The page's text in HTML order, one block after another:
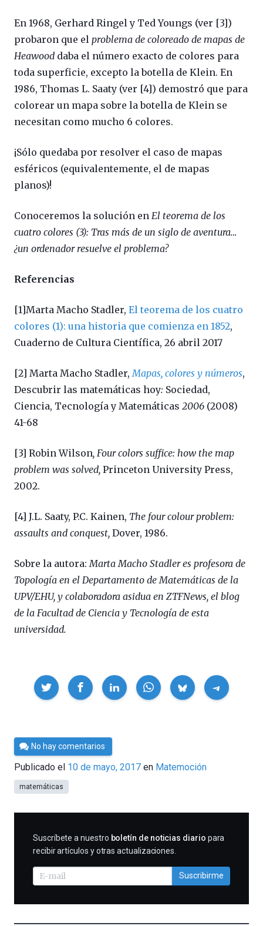
En 1968, Gerhard Ringel y Ted Youngs (ver [3])
probaron que el problema de coloreado de mapas de
Heawood daba el número exacto de colores para
toda superficie, excepto la botella de Klein. En
1986, Thomas L. Saaty (ver [4]) demostró que para
colorear un mapa sobre la botella de Klein se
necesitan como mucho 6 colores.
¡Sólo quedaba por resolver el caso de mapas
esféricos (equivalentemente, el de mapas
planos)!
Conoceremos la solución en El teorema de los
cuatro colores (3): Tras más de un siglo de aventura…
¿un ordenador resuelve el problema?
Referencias
[1]Marta Macho Stadler, El teorema de los cuatro
colores (1): una historia que comienza en 1852,
Cuaderno de Cultura Científica, 26 abril 2017
[2] Marta Macho Stadler, Mapas, colores y números,
Descubrir las matemáticas hoy: Sociedad,
Ciencia, Tecnología y Matemáticas 2006 (2008)
41-68
[3] Robin Wilson, Four colors suffice: how the map
problem was solved, Princeton University Press,
2002.
[4] J.L. Saaty, P.C. Kainen, The four colour problem:
assaults and conquest, Dover, 1986.
Sobre la autora: Marta Macho Stadler es profesora de
Topología en el Departamento de Matemáticas de la
UPV/EHU, y colaboradora asidua en ZTFNews, el blog
de la Facultad de Ciencia y Tecnología de esta
universidad.
Compartir
Por
César
Tomé
No hay comentarios
Publicado el 10 de mayo, 2017 en Matemoción
matemáticas
SUSCRIBIRME
Suscríbete a nuestro boletín de noticias diario para
recibir artículos y otras actualizaciones.
Suscribirme